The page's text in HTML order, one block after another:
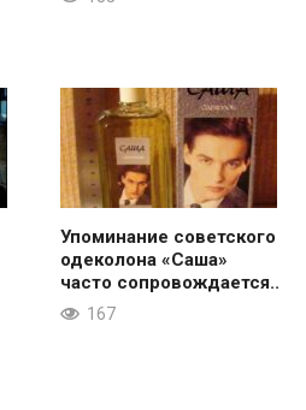
Упоминание советского
одеколона «Саша»
часто сопровождается..
167